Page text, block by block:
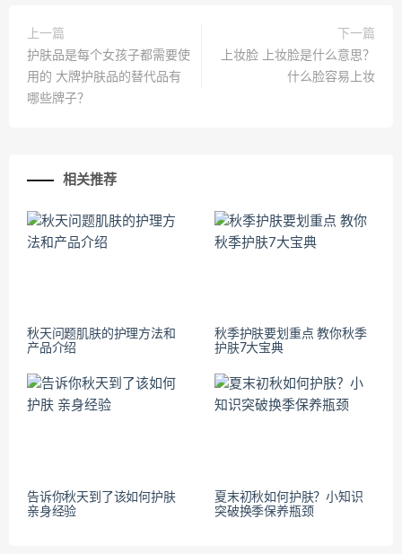
上一篇
护肤品是每个女孩子都需要使
用的 大牌护肤品的替代品有
哪些牌子？
下一篇
上妆脸 上妆脸是什么意思？
什么脸容易上妆
相关推荐
秋天问题肌肤的护理方法和
产品介绍
秋季护肤要划重点 教你秋季
护肤7大宝典
告诉你秋天到了该如何护肤
亲身经验
夏末初秋如何护肤？小知识
突破换季保养瓶颈